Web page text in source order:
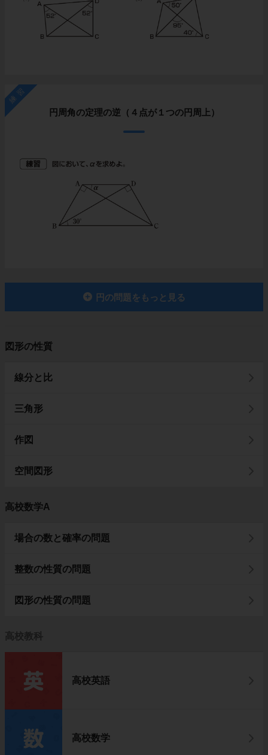
練習
円周角の定理の逆（４点が１つの円周上）
円の問題をもっと見る
図形の性質
線分と比
三角形
作図
空間図形
高校数学A
場合の数と確率の問題
整数の性質の問題
図形の性質の問題
高校教科
高校英語
高校数学